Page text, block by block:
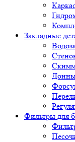
Закладные
Фильтры для